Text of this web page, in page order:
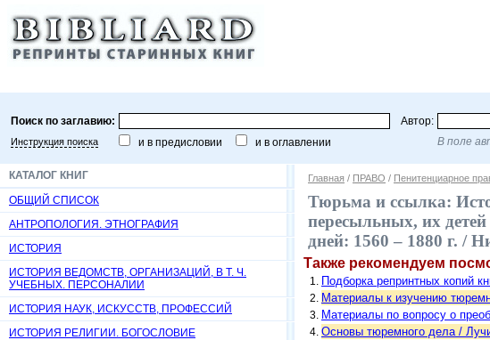
Поиск по заглавию: Автор:
Инструкция поиска и в предисловии и в оглавлении В поле
КАТАЛОГ КНИГ
ОБЩИЙ СПИСОК
АНТРОПОЛОГИЯ. ЭТНОГРАФИЯ
ИСТОРИЯ
ИСТОРИЯ ВЕДОМСТВ, ОРГАНИЗАЦИЙ, В Т. Ч.
УЧЕБНЫХ. ПЕРСОНАЛИИ
ИСТОРИЯ НАУК, ИСКУССТВ, ПРОФЕССИЙ
ИСТОРИЯ РЕЛИГИИ. БОГОСЛОВИЕ
Главная / ПРАВО / Пенитенциарное
Тюрьма и ссылка:
пересыльных, их
дней: 1560 – 1880 г. /
Также рекомендуем
Подборка репринтных копий
Материалы к изучению
Материалы по вопросу о
Основы тюремного дела /